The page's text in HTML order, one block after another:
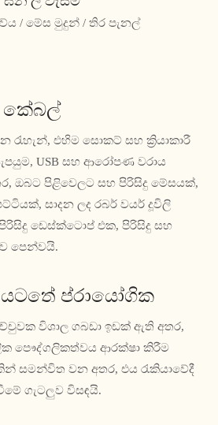
/ මේස මුදුන් / තිර පැනල්
කේබල්
එහිම සොකට් සහ ක්‍රියාකාරී
USB සහ ආරෝපණ වරාය
ඔබට පිළිවෙලට සහ පිරිසිදු මේසයක්,
සාදන ලද රබර් වයර් දූවිලි
ඩෙස්ක්ටොප් එක, පිරිසිදු සහ
පෙන්වයි.
ප්රායෝගික
විශාල ගබඩා ඉඩක් ඇති අතර,
පෞද්ගලිකත්වය ආරක්ෂා කිරීම
සමන්විත වන අතර, එය රැකියාවේදී
ගැටලුව විසඳයි.